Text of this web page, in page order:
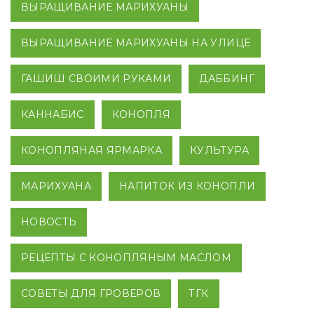
ВЫРАЩИВАНИЕ МАРИХУАНЫ
ВЫРАЩИВАНИЕ МАРИХУАНЫ НА УЛИЦЕ
ГАШИШ СВОИМИ РУКАМИ ДАББИНГ
КАННАБИС КОНОПЛЯ
КОНОПЛЯНАЯ ЯРМАРКА КУЛЬТУРА
МАРИХУАНА НАПИТОК ИЗ КОНОПЛИ
НОВОСТЬ
РЕЦЕПТЫ С КОНОПЛЯНЫМ МАСЛОМ
СОВЕТЫ ДЛЯ ГРОВЕРОВ ТГК